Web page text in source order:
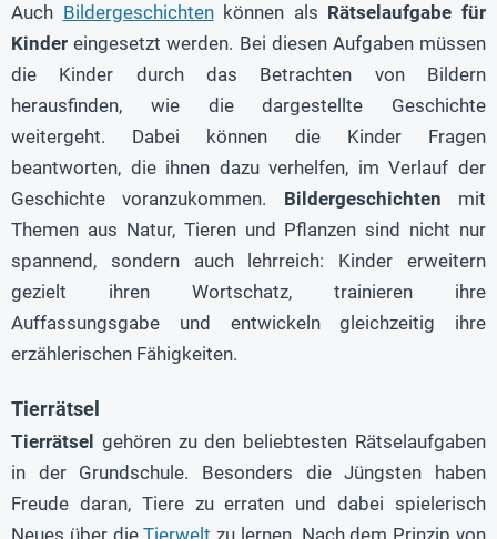
Auch Bildergeschichtenkönnen als Rätselaufgabe für
Kinder eingesetzt werden. Bei diesen Aufgaben müssen
die Kinder durch das Betrachten von Bildern
herausfinden, wie die dargestellte Geschichte
weitergeht. Dabei können die Kinder Fragen
beantworten, die ihnen dazu verhelfen, im Verlauf der
Geschichte voranzukommen. Bildergeschichten mit
Themen aus Natur, Tieren und Pflanzen sind nicht nur
spannend, sondern auch lehrreich: Kinder erweitern
gezielt ihren Wortschatz, trainieren ihre
Auffassungsgabe und entwickeln gleichzeitig ihre
erzählerischen Fähigkeiten.
Tierrätsel
Tierrätsel gehören zu den beliebtesten Rätselaufgaben
in der Grundschule. Besonders die Jüngsten haben
Freude daran, Tiere zu erraten und dabei spielerisch